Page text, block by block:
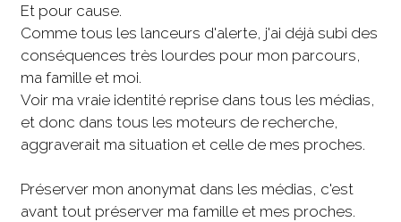
Et pour cause.
Comme tous les lanceurs d'alerte, j'ai déjà subi des
conséquences très lourdes pour mon parcours,
ma famille et moi.
Voir ma vraie identité reprise dans tous les médias,
et donc dans tous les moteurs de recherche,
aggraverait ma situation et celle de mes proches.
Préserver mon anonymat dans les médias, c'est
avant tout préserver ma famille et mes proches.